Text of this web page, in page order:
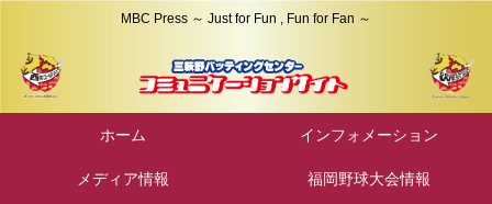
MBC Press ～ Just for Fun , Fun for Fan ～
ホーム インフォメーション
メディア情報 福岡野球大会情報